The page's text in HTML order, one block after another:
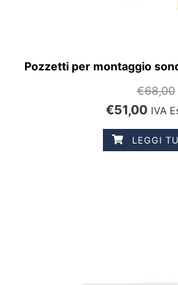
Pozzetti per montaggio
€68,00
€51,00 IVA
LEGGI